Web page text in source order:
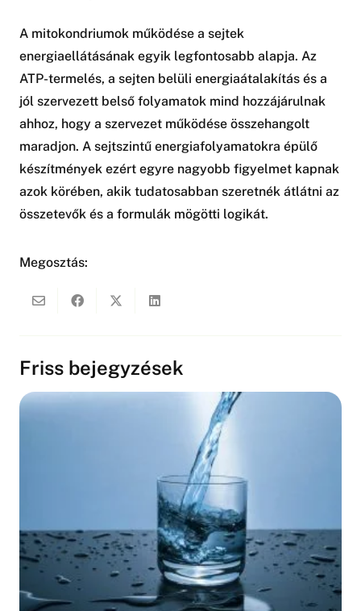
A mitokondriumok működése a sejtek
energiaellátásának egyik legfontosabb alapja. Az
ATP-termelés, a sejten belüli energiaátalakítás és a
jól szervezett belső folyamatok mind hozzájárulnak
ahhoz, hogy a szervezet működése összehangolt
maradjon. A sejtszintű energiafolyamatokra épülő
készítmények ezért egyre nagyobb figyelmet kapnak
azok körében, akik tudatosabban szeretnék átlátni az
összetevők és a formulák mögötti logikát.
Megosztás:
Friss bejegyzések